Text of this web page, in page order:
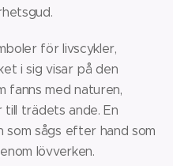
för livscykler,
i sig visar på den
fanns med naturen,
trädets ande. En
som sågs efter hand som
lövverken.